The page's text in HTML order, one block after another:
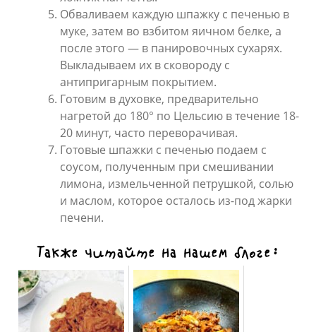
Обваливаем каждую шпажку с печенью в
муке, затем во взбитом яичном белке, а
после этого — в панировочных сухарях.
Выкладываем их в сковороду с
антипригарным покрытием.
Готовим в духовке, предварительно
нагретой до 180° по Цельсию в течение 18-
20 минут, часто переворачивая.
Готовые шпажки с печенью подаем с
соусом, полученным при смешивании
лимона, измельченной петрушкой, солью
и маслом, которое осталось из-под жарки
печени.
Также читайте на нашем блоге: